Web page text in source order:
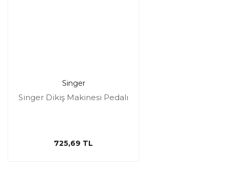
Singer
Singer Dikiş Makinesi Pedalı
725,69 TL